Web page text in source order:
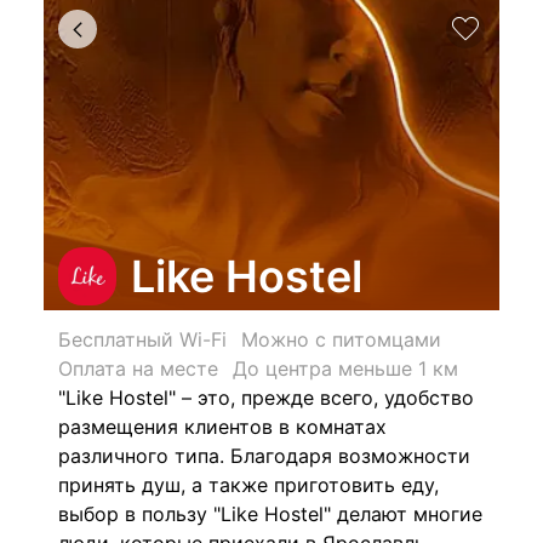
Like Hostel
Бесплатный Wi-Fi
Можно с питомцами
Оплата на месте До центра меньше 1 км
"Like Hostel" – это, прежде всего, удобство
размещения клиентов в комнатах
различного типа. Благодаря возможности
принять душ, а также приготовить еду,
выбор в пользу "Like Hostel" делают многие